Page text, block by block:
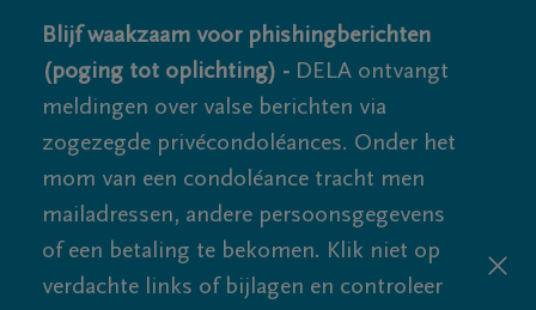
Blijf waakzaam voor phishingberichten
(poging tot oplichting) - DELA ontvangt
meldingen over valse berichten via
zogezegde privécondoléances. Onder het
mom van een condoléance tracht men
mailadressen, andere persoonsgegevens
of een betaling te bekomen. Klik niet op
verdachte links of bijlagen en controleer